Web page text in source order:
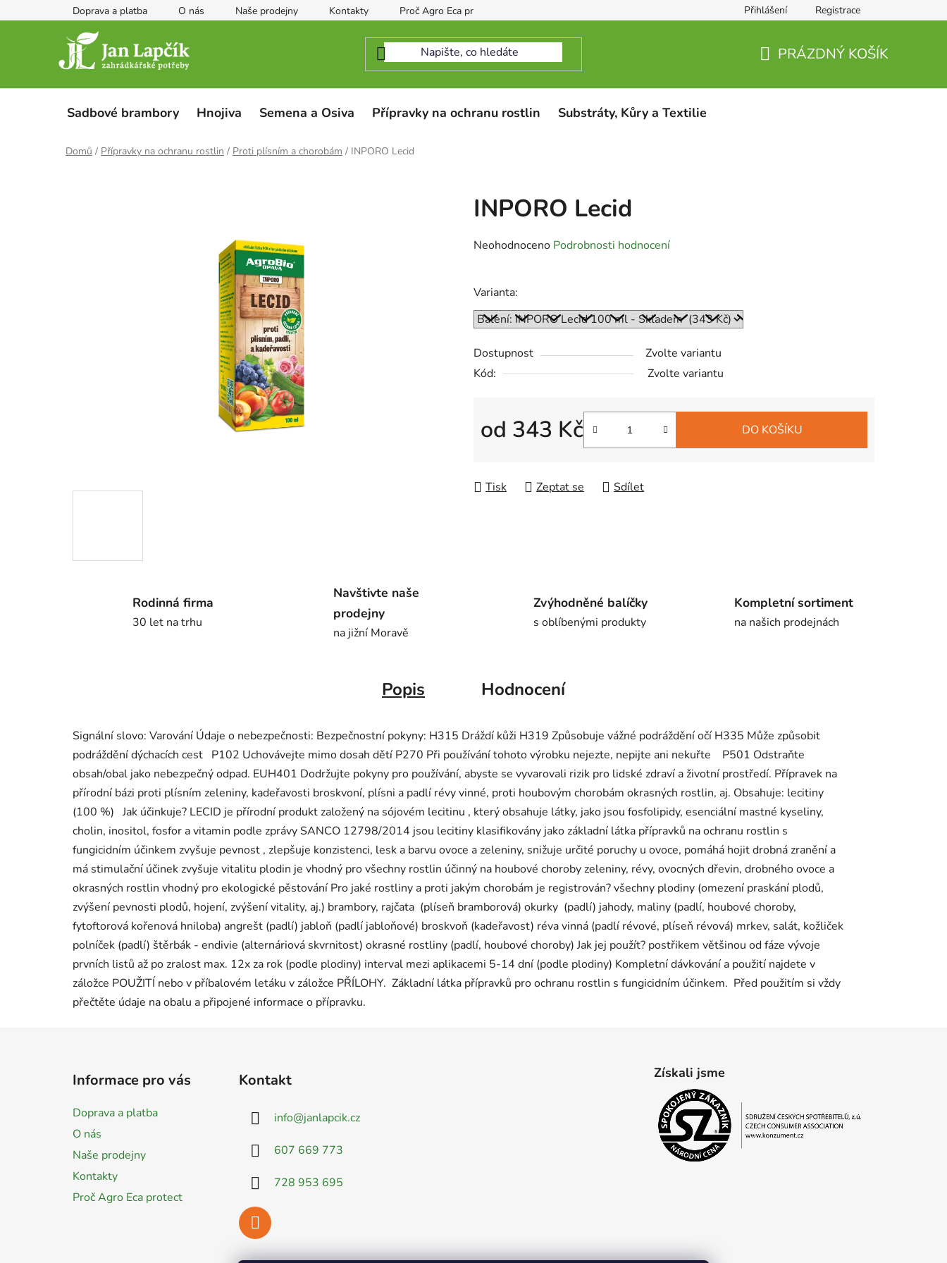
na
Doprava a platba O nás Naše prodejny Kontakty Proč Agro Eca protect Přihlášení Registrace
PRÁZDNÝ KOŠÍK
Sadbové brambory Hnojiva Semena a Osiva Přípravky na ochranu rostlin Substráty, Kůry a Textilie
Domů / Přípravky na ochranu rostlin / Proti plísním a chorobám / INPORO Lecid
INPORO Lecid
Průměrné
0,0
5
hvězdiček.
Neohodnoceno Podrobnosti hodnocení
Varianta:
Dostupnost
Zvolte variantu
Kód:
Zvolte variantu
od 343 Kč DO KOŠÍKU
Tisk Zeptat se Sdílet
Rodinná firma
30 let na trhu
Navštivte naše
prodejny
na jižní Moravě
Zvýhodněné balíčky
s oblíbenými produkty
Kompletní sortiment
na našich prodejnách
Popis Hodnocení
Signální slovo: Varování Údaje o nebezpečnosti: Bezpečnostní pokyny: H315 Dráždí kůži H319 Způsobuje vážné podráždění očí H335 Může způsobit
podráždění dýchacích cest P102 Uchovávejte mimo dosah dětí P270 Při používání tohoto výrobku nejezte, nepijte ani nekuřte P501 Odstraňte
obsah/obal jako nebezpečný odpad. EUH401 Dodržujte pokyny pro používání, abyste se vyvarovali rizik pro lidské zdraví a životní prostředí. Přípravek na
přírodní bázi proti plísním zeleniny, kadeřavosti broskvoní, plísni a padlí révy vinné, proti houbovým chorobám okrasných rostlin, aj. Obsahuje: lecitiny
(100 %) Jak účinkuje? LECID je přírodní produkt založený na sójovém lecitinu , který obsahuje látky, jako jsou fosfolipidy, esenciální mastné kyseliny,
cholin, inositol, fosfor a vitamin podle zprávy SANCO 12798/2014 jsou lecitiny klasifikovány jako základní látka přípravků na ochranu rostlin s
fungicidním účinkem zvyšuje pevnost , zlepšuje konzistenci, lesk a barvu ovoce a zeleniny, snižuje určité poruchy u ovoce, pomáhá hojit drobná zranění a
má stimulační účinek zvyšuje vitalitu plodin je vhodný pro všechny rostlin účinný na houbové choroby zeleniny, révy, ovocných dřevin, drobného ovoce a
okrasných rostlin vhodný pro ekologické pěstování Pro jaké rostliny a proti jakým chorobám je registrován? všechny plodiny (omezení praskání plodů,
zvýšení pevnosti plodů, hojení, zvýšení vitality, aj.) brambory, rajčata (plíseň bramborová) okurky (padlí) jahody, maliny (padlí, houbové choroby,
fytoftorová kořenová hniloba) angrešt (padlí) jabloň (padlí jabloňové) broskvoň (kadeřavost) réva vinná (padlí révové, plíseň révová) mrkev, salát, kožliček
polníček (padlí) štěrbák - endivie (alternáriová skvrnitost) okrasné rostliny (padlí, houbové choroby) Jak jej použít? postřikem většinou od fáze vývoje
prvních listů až po zralost max. 12x za rok (podle plodiny) interval mezi aplikacemi 5-14 dní (podle plodiny) Kompletní dávkování a použití najdete v
záložce POUŽITÍ nebo v příbalovém letáku v záložce PŘÍLOHY. Základní látka přípravků pro ochranu rostlin s fungicidním účinkem. Před použitím si vždy
přečtěte údaje na obalu a připojené informace o přípravku.
Informace pro vás
Doprava a platba
O nás
Naše prodejny
Kontakty
Proč Agro Eca protect
Kontakt
info@janlapcik.cz
607 669 773
728 953 695
Získali jsme